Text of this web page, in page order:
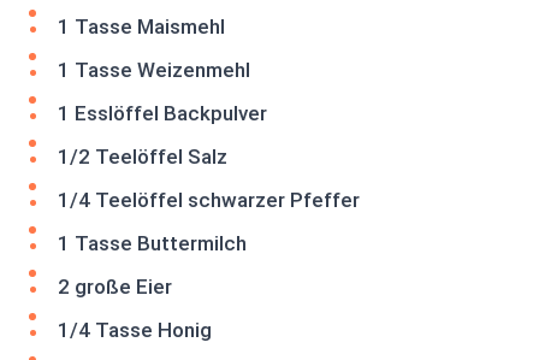
1 Tasse Maismehl
1 Tasse Weizenmehl
1 Esslöffel Backpulver
1/2 Teelöffel Salz
1/4 Teelöffel schwarzer Pfeffer
1 Tasse Buttermilch
2 große Eier
1/4 Tasse Honig